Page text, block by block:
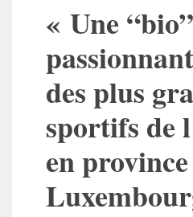
« Une “bio”
des plus
sportifs de
en